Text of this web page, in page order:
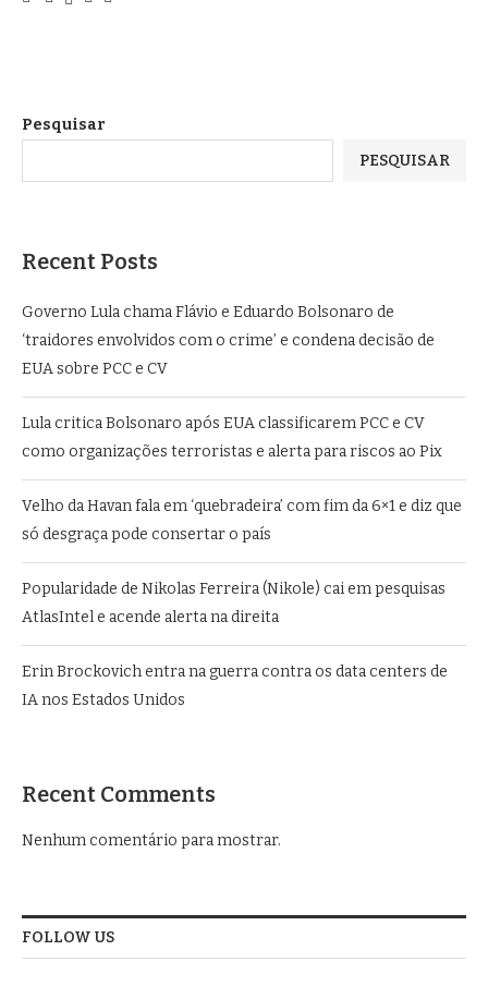
Pesquisar
PESQUISAR
Recent Posts
Governo Lula chama Flávio e Eduardo Bolsonaro de
‘traidores envolvidos com o crime’ e condena decisão de
EUA sobre PCC e CV
Lula critica Bolsonaro após EUA classificarem PCC e CV
como organizações terroristas e alerta para riscos ao Pix
Velho da Havan fala em ‘quebradeira’ com fim da 6×1 e diz que
só desgraça pode consertar o país
Popularidade de Nikolas Ferreira (Nikole) cai em pesquisas
AtlasIntel e acende alerta na direita
Erin Brockovich entra na guerra contra os data centers de
IA nos Estados Unidos
Recent Comments
Nenhum comentário para mostrar.
FOLLOW US